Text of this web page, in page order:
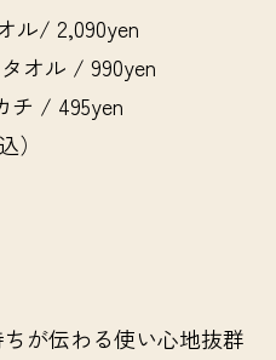
ル/ 2,090yen
オル / 990yen
チ / 495yen
）
が伝わる使い心地抜群